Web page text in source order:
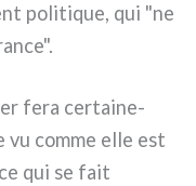
poli­ti­que, qui "ne
fera cer­tai­ne­
vu com­me elle est
qui se fait